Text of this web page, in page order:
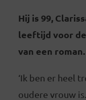
Hij is 99,
leeftijd voor
van een roman.
‘Ik ben er heel
oudere vrouw